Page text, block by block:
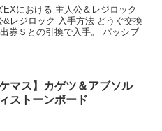
における 主人公＆レジロック
レジロック 入手方法 どうぐ交換
券Ｓとの引換で入手。 パッシブ
ケマス】カゲツ＆アブソル
ストーンボード